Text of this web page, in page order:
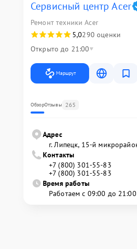
Сервисный центр Acer
Ремонт техники Acer
5,0290 оценки
Открыто до 21:00
Маршрут
ОбзорОтзывы 265
Адрес
г. Липецк, 15-й
Контакты
+7 (800) 301-55-83
+7 (800) 301-55-83
Время работы
Работаем с 09:00 до 21:00